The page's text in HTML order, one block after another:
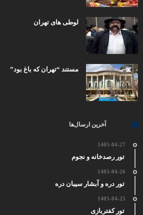
لوطی های تهران
مستند “تهران که باغ بود”
آخرین ارسال‌ها
1405-04-27
تور رصدخانه و نجوم
1405-04-26
تور دره و آبشار سیبان دره
1405-04-25
تور کفتربازی